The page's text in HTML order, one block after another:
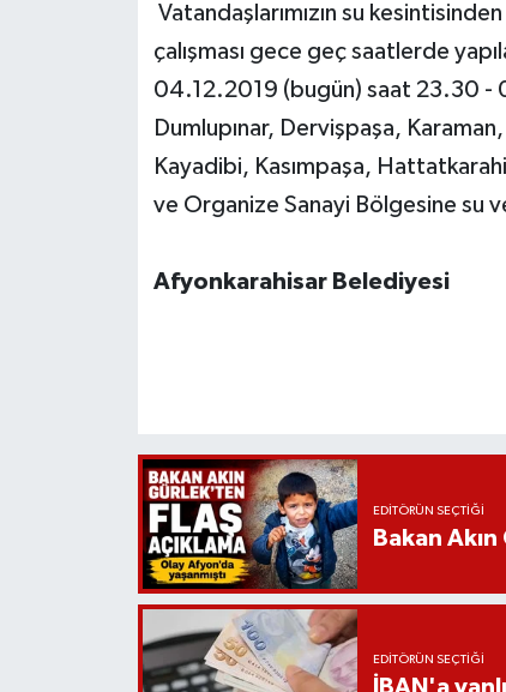
Vatandaşlarımızın su
çalışması gece geç saatlerde
04.12.2019 (bugün) saat 23.30 -
Dumlupınar, Dervişpaşa,
Kayadibi, Kasımpaşa,
ve Organize Sanayi Bölgesine su
Afyonkarahisar Belediyesi
EDITÖRÜN SEÇTIĞI
Bakan
EDITÖRÜN SEÇTIĞI